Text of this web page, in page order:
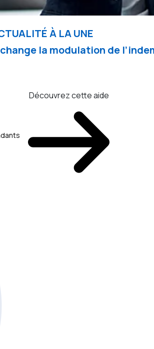
À LA UNE
la modulation de
Découvrez cette aide